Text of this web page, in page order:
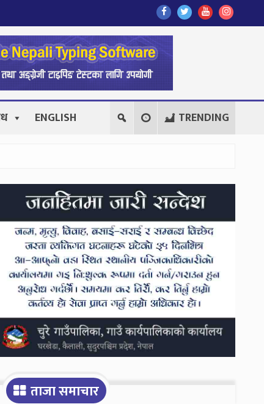
Find
Us
On
Facebook
Find
Us
Find
Us
Follow
Us
ENGLISH TRENDING
Sidebar
ताजा समाचार